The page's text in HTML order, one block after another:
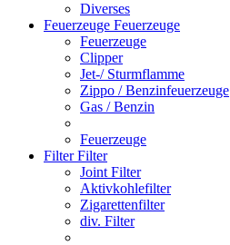
Diverses
Feuerzeuge Feuerzeuge
Feuerzeuge
Clipper
Jet-/ Sturmflamme
Zippo / Benzinfeuerzeuge
Gas / Benzin
Feuerzeuge
FilterFilter
Joint Filter
Aktivkohlefilter
Zigarettenfilter
div. Filter